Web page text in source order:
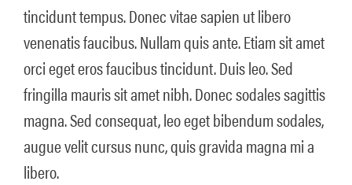
tincidunt tempus. Donec vitae sapien ut libero
venenatis faucibus. Nullam quis ante. Etiam sit amet
orci eget eros faucibus tincidunt. Duis leo. Sed
fringilla mauris sit amet nibh. Donec sodales sagittis
magna. Sed consequat, leo eget bibendum sodales,
augue velit cursus nunc, quis gravida magna mi a
libero.